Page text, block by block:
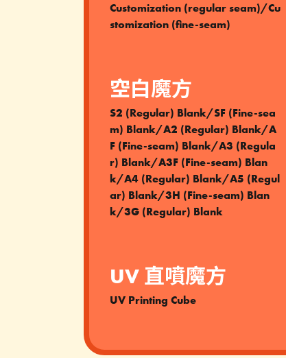
Customization (regular seam)/Cu
stomization (fine-seam)
空白魔方
S2 (Regular) Blank/SF (Fine-sea
m) Blank/A2 (Regular) Blank/A
F (Fine-seam) Blank/A3 (Regula
r) Blank/A3F (Fine-seam) Blan
k/A4 (Regular) Blank/A5 (Regul
ar) Blank/3H (Fine-seam) Blan
k/3G (Regular) Blank
UV 直噴魔方
UV Printing Cube